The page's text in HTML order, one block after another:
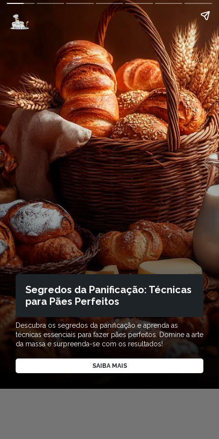
Segredos da Panificação: Técnicas
para Pães Perfeitos
Descubra os segredos da panificação e aprenda as
técnicas essenciais para fazer pães perfeitos. Domine a arte
da massa e surpreenda-se com os resultados!
SAIBA MAIS